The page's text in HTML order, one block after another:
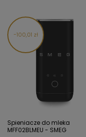
100,01 zł
Spieniacze do mleka
MFF02BLMEU - SMEG